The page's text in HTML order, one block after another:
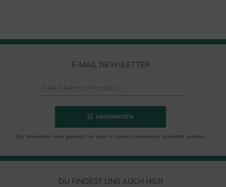
E-MAIL NEWSLETTER
ABONNIEREN
Der Newsletter kann jederzeit hier oder in Ihrem Kundenkonto abbestellt werden.
DU FINDEST UNS AUCH HIER